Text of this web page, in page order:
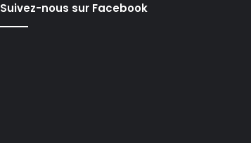
Suivez-nous sur Facebook